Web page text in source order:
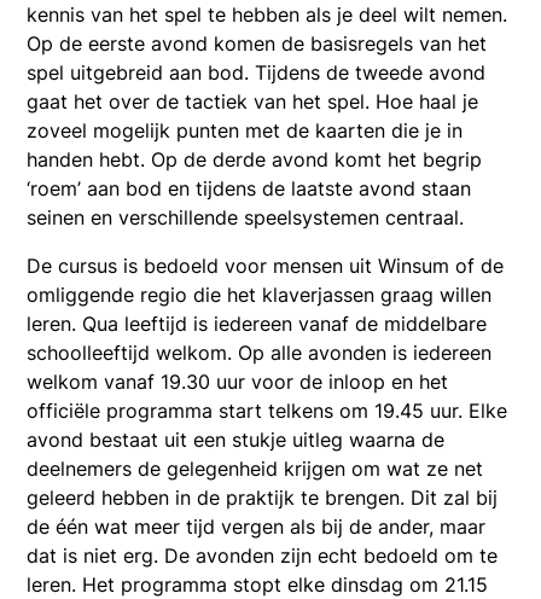
kennis van het spel te hebben als je deel wilt nemen.
Op de eerste avond komen de basisregels van het
spel uitgebreid aan bod. Tijdens de tweede avond
gaat het over de tactiek van het spel. Hoe haal je
zoveel mogelijk punten met de kaarten die je in
handen hebt. Op de derde avond komt het begrip
‘roem’ aan bod en tijdens de laatste avond staan
seinen en verschillende speelsystemen centraal.
De cursus is bedoeld voor mensen uit Winsum of de
omliggende regio die het klaverjassen graag willen
leren. Qua leeftijd is iedereen vanaf de middelbare
schoolleeftijd welkom. Op alle avonden is iedereen
welkom vanaf 19.30 uur voor de inloop en het
officiële programma start telkens om 19.45 uur. Elke
avond bestaat uit een stukje uitleg waarna de
deelnemers de gelegenheid krijgen om wat ze net
geleerd hebben in de praktijk te brengen. Dit zal bij
de één wat meer tijd vergen als bij de ander, maar
dat is niet erg. De avonden zijn echt bedoeld om te
leren. Het programma stopt elke dinsdag om 21.15